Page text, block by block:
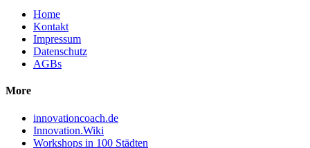
Home
Kontakt
Impressum
Datenschutz
AGBs
More
innovationcoach.de
Innovation.Wiki
Workshops in 100 Städten